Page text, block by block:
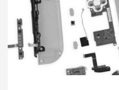
Rumeurs
Nintendo Direct
Tests et previews